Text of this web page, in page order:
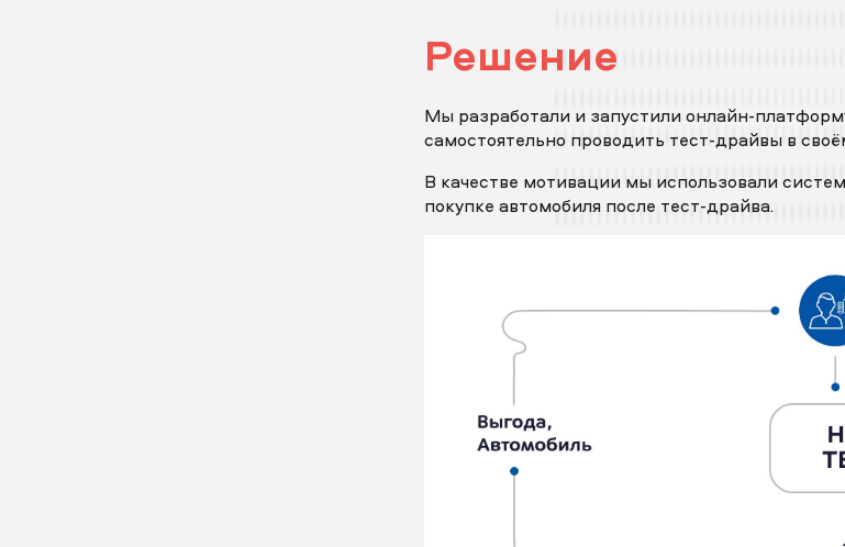
Решение
Мы разработали и запустили онлайн-
самостоятельно проводить тест-драйвы в
В качестве мотивации мы использовали
покупке автомобиля после тест-драйва.
отправить заявку